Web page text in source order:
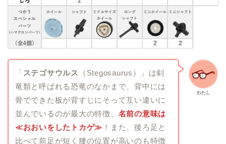
わたし
「 ステゴサウルス
（Stegosaurus）」は剣
竜類と呼ばれる恐竜のなかまで、背中には
骨でできた板が背すじにそって互い違いに
並んでいるのが最大の特徴、 名前の意味は
≪おおいをしたトカゲ≫ ！また、後ろ足と
比べて前足が短く腰の位置が高いのも特徴